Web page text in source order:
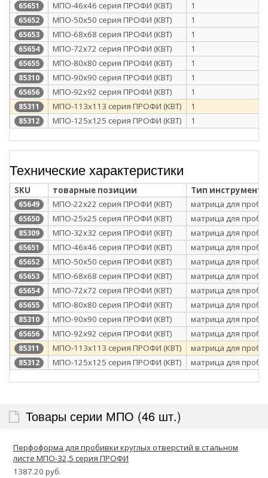
65651 МПО-46х46 серия ПРОФИ (КВТ) 1
65652 МПО-50х50 серия ПРОФИ (КВТ) 1
65653 МПО-68х68 серия ПРОФИ (КВТ) 1
65654 МПО-72х72 серия ПРОФИ (КВТ) 1
65655 МПО-80х80 серия ПРОФИ (КВТ) 1
85310 МПО-90х90 серия ПРОФИ (КВТ) 1
65656 МПО-92х92 серия ПРОФИ (КВТ) 1
85311 МПО-113х113 серия ПРОФИ (КВТ) 1
85312 МПО-125х125 серия ПРОФИ (КВТ) 1
Технические характеристики
SKU товарные позиции Тип инструмента
65649 МПО-22х22 серия ПРОФИ (КВТ) матрица для
65650 МПО-25х25 серия ПРОФИ (КВТ) матрица для
85309 МПО-32х32 серия ПРОФИ (КВТ) матрица для
65651 МПО-46х46 серия ПРОФИ (КВТ) матрица для
65652 МПО-50х50 серия ПРОФИ (КВТ) матрица для
65653 МПО-68х68 серия ПРОФИ (КВТ) матрица для
65654 МПО-72х72 серия ПРОФИ (КВТ) матрица для
65655 МПО-80х80 серия ПРОФИ (КВТ) матрица для
85310 МПО-90х90 серия ПРОФИ (КВТ) матрица для
65656 МПО-92х92 серия ПРОФИ (КВТ) матрица для
85311 МПО-113х113 серия ПРОФИ (КВТ) матрица для
85312 МПО-125х125 серия ПРОФИ (КВТ) матрица для
Товары серии МПО (46 шт.)
Перфоформа для пробивки круглых отверстий в стальном
листе МПО-32,5 серия ПРОФИ
1387.20 руб.